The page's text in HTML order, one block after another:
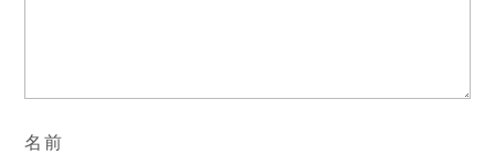
名前